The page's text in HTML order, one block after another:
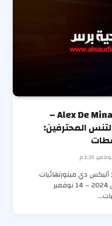
تايلور فريتز – Alex De Minaur Live –
المحترفين:
أليكس دي مينورنهائيات
اتحاد لاعبي التنس المحترفين 2024 – 14 نوفمبر